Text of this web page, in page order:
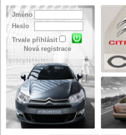
Jméno
Heslo
Trvale přihlásit
Nová registrace